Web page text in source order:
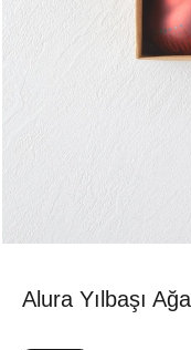
Alura Yılbaşı